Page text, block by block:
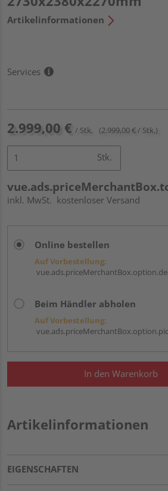
Artikelinformationen
Services
2.999,00 € / Stk. (2.999,00 € / Stk.)
Stk.
inkl. MwSt. kostenloser Versand
Online bestellen
Auf Vorbestellung:
Beim Händler abholen
Auf Vorbestellung:
In den Warenkorb
Artikelinformationen
EIGENSCHAFTEN